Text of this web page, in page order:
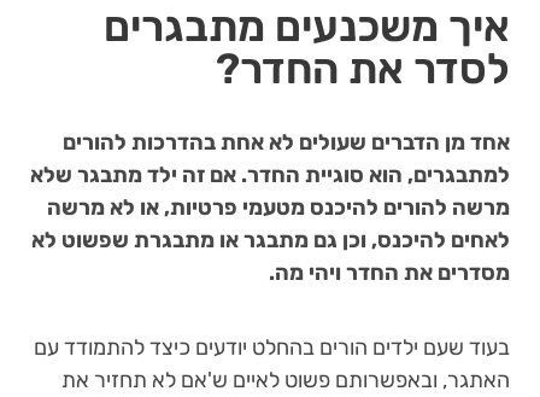
איך משכנעים מתבגרים
לסדר את החדר?
אחד מן הדברים שעולים לא אחת בהדרכות להורים
למתבגרים, הוא סוגיית החדר. אם זה ילד מתבגר שלא
מרשה להורים להיכנס מטעמי פרטיות, או לא מרשה
לאחים להיכנס, וכן גם מתבגר או מתבגרת שפשוט לא
מסדרים את החדר ויהי מה.
בעוד שעם ילדים הורים בהחלט יודעים כיצד להתמודד עם
האתגר, ובאפשרותם פשוט לאיים ש'אם לא תחזיר את